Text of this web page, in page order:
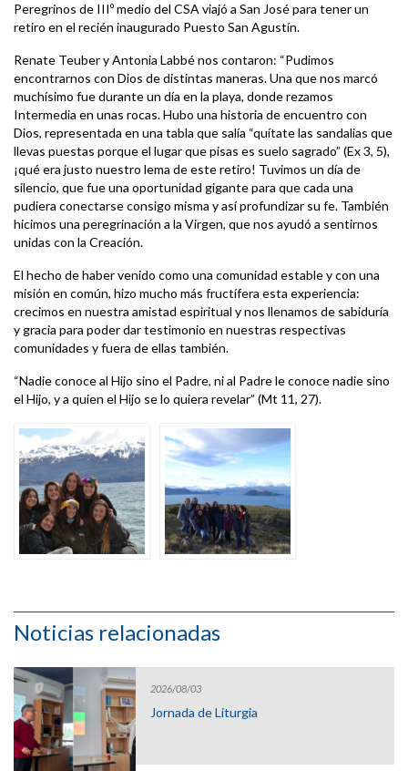
Peregrinos de IIIº medio del CSA viajó a San José para tener un
retiro en el recién inaugurado Puesto San Agustín.
Renate Teuber y Antonia Labbé nos contaron: “Pudimos
encontrarnos con Dios de distintas maneras. Una que nos marcó
muchísimo fue durante un día en la playa, donde rezamos
Intermedia en unas rocas. Hubo una historia de encuentro con
Dios, representada en una tabla que salía “quítate las sandalias que
llevas puestas porque el lugar que pisas es suelo sagrado” (Ex 3, 5),
¡qué era justo nuestro lema de este retiro! Tuvimos un día de
silencio, que fue una oportunidad gigante para que cada una
pudiera conectarse consigo misma y así profundizar su fe. También
hicimos una peregrinación a la Virgen, que nos ayudó a sentirnos
unidas con la Creación.
El hecho de haber venido como una comunidad estable y con una
misión en común, hizo mucho más fructífera esta experiencia:
crecimos en nuestra amistad espiritual y nos llenamos de sabiduría
y gracia para poder dar testimonio en nuestras respectivas
comunidades y fuera de ellas también.
“Nadie conoce al Hijo sino el Padre, ni al Padre le conoce nadie sino
el Hijo, y a quien el Hijo se lo quiera revelar” (Mt 11, 27).
Noticias relacionadas
2026/08/03
Jornada de Liturgia